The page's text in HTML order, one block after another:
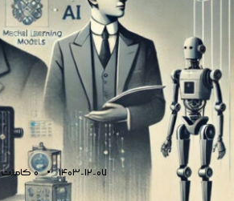
1403-12-07
0 کامنت